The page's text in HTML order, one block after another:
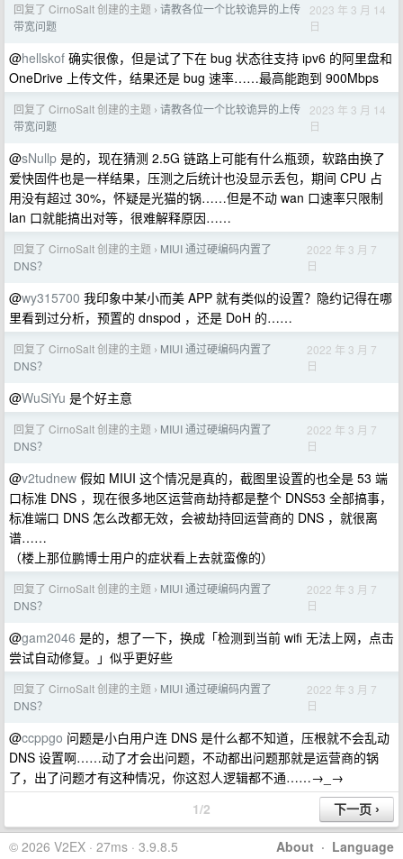
回复了 CirnoSalt 创建的主题 › 请教各位一个比较诡异的上传
带宽问题
2023 年 3 月 14
日
@hellskof 确实很像，但是试了下在 bug 状态往支持 ipv6 的阿里盘和
OneDrive 上传文件，结果还是 bug 速率……最高能跑到 900Mbps
回复了 CirnoSalt 创建的主题 › 请教各位一个比较诡异的上传
带宽问题
2023 年 3 月 14
日
@sNullp 是的，现在猜测 2.5G 链路上可能有什么瓶颈，软路由换了
爱快固件也是一样结果，压测之后统计也没显示丢包，期间 CPU 占
用没有超过 30%，怀疑是光猫的锅……但是不动 wan 口速率只限制
lan 口就能搞出对等，很难解释原因……
回复了 CirnoSalt 创建的主题 › MIUI 通过硬编码内置了
DNS？
2022 年 3 月 7
日
@wy315700 我印象中某小而美 APP 就有类似的设置？隐约记得在哪
里看到过分析，预置的 dnspod ，还是 DoH 的……
回复了 CirnoSalt 创建的主题 › MIUI 通过硬编码内置了
DNS？
2022 年 3 月 7
日
@WuSiYu 是个好主意
回复了 CirnoSalt 创建的主题 › MIUI 通过硬编码内置了
DNS？
2022 年 3 月 7
日
@v2tudnew 假如 MIUI 这个情况是真的，截图里设置的也全是 53 端
口标准 DNS ，现在很多地区运营商劫持都是整个 DNS53 全部搞事，
标准端口 DNS 怎么改都无效，会被劫持回运营商的 DNS ，就很离
谱……
（楼上那位鹏博士用户的症状看上去就蛮像的）
回复了 CirnoSalt 创建的主题 › MIUI 通过硬编码内置了
DNS？
2022 年 3 月 7
日
@gam2046 是的，想了一下，换成「检测到当前 wifi 无法上网，点击
尝试自动修复。」似乎更好些
回复了 CirnoSalt 创建的主题 › MIUI 通过硬编码内置了
DNS？
2022 年 3 月 7
日
@ccppgo 问题是小白用户连 DNS 是什么都不知道，压根就不会乱动
DNS 设置啊……动了才会出问题，不动都出问题那就是运营商的锅
了，出了问题才有这种情况，你这怼人逻辑都不通……→_→
1/2
About · Language
© 2026 V2EX · 27ms · 3.9.8.5